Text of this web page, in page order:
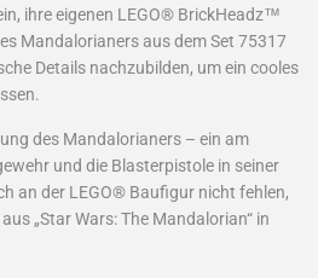
ihre eigenen LEGO® BrickHeadz™
Mandalorianers aus dem Set 75317
Details nachzubilden, um ein cooles
des Mandalorianers – ein am
und die Blasterpistole in seiner
an der LEGO® Baufigur nicht fehlen,
„Star Wars: The Mandalorian“ in